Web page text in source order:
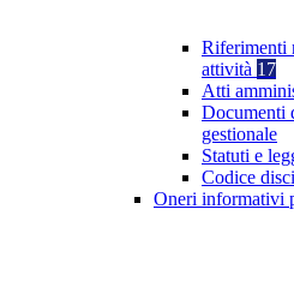
Riferimenti
attività 17
Atti
Documenti
gestionale
Statuti e
Codice
Oneri informativi